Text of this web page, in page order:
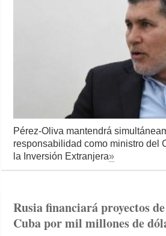
Pérez-Oliva mantendrá
responsabilidad como ministro del
la Inversión Extranjera»
Rusia financiará proyectos
Cuba por mil millones de